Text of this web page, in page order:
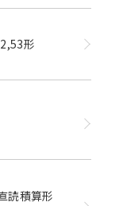
形
読積算形